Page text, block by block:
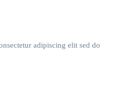
adipiscing elit sed do